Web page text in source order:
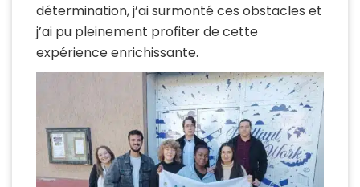
détermination, j’ai surmonté ces obstacles et
j’ai pu pleinement profiter de cette
expérience enrichissante.